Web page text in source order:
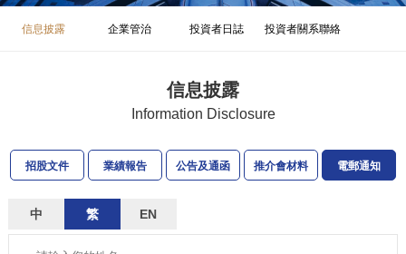
信息披露 企業管治 投資者日誌 投資者關系聯絡
信息披露
Information Disclosure
招股文件 業績報告 公告及通函 推介會材料 電郵通知
中 繁 EN